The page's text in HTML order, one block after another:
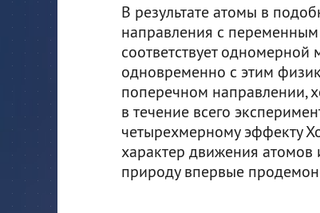
В результате атомы в
направления с
соответствует
одновременно с этим
поперечном направлении,
в течение всего
четырехмерному эффекту
характер движения атомов
природу впервые